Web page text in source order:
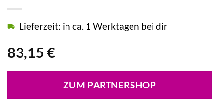
83,15 €
Lieferzeit: in ca. 1 Werktagen bei dir
ZUM PARTNERSHOP